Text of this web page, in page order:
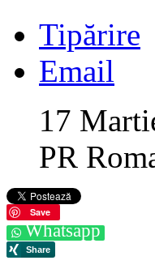
Tipărire
Email
17
PR
Save
Whatsapp